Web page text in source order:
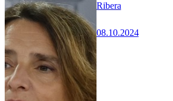
Ribera
08.10.2024